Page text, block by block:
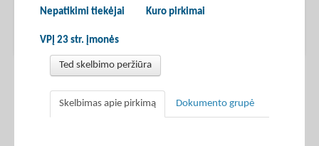
Nepatikimi tiekėjai Kuro pirkimai
VPĮ 23 str. įmonės
Ted skelbimo peržiūra
Skelbimas apie pirkimą Dokumento grupė